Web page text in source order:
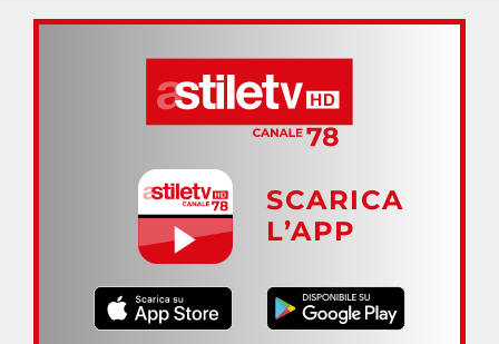
SCARICA
L’APP